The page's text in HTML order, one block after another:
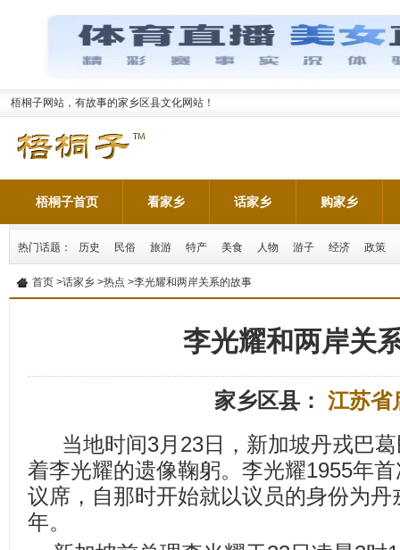
梧桐子网站，有故事的家乡区县文化网站！
梧桐子首页 看家乡 话家乡 购家乡
热门话题： 历史 民俗 旅游 特产 美食 人物 游子 经济 政策
首页 >话家乡 >热点 >李光耀和两岸关系的故事
李光耀和两岸关
家乡区县： 江苏省
当地时间3月23日，新加坡丹戎巴
着李光耀的遗像鞠躬。李光耀1955年
议席，自那时开始就以议员的身份为
年。